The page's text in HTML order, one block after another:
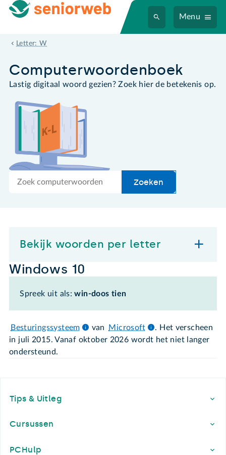
Menu
Letter: W
Windows 10
Computer­woordenboek
Lastig digitaal woord gezien? Zoek hier de betekenis op.
Zoek
Zoeken
Bekijk woorden per letter
Windows 10
Spreek uit als:win-doos tien
Besturingssysteem van Microsoft
. Het verscheen
in juli 2015. Vanaf oktober 2026 wordt het niet langer
ondersteund.
Tips & Uitleg
Cursussen
PCHulp